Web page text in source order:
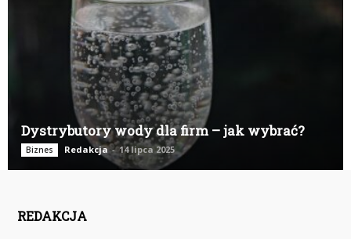
Dystrybutory wody dla firm – jak wybrać?
Biznes Redakcja - 14 lipca 2025
REDAKCJA